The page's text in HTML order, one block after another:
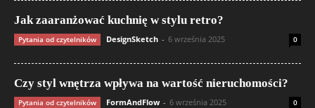
Jak zaaranżować kuchnię w stylu retro?
Pytania od czytelników DesignSketch - 6 września 2025 0
Czy styl wnętrza wpływa na wartość nieruchomości?
Pytania od czytelników FormAndFlow - 6 września 2025 0